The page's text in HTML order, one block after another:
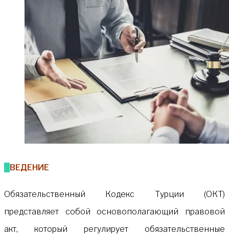
ВВЕДЕНИЕ
Обязательственный Кодекс Турции (ОКТ)
представляет собой основополагающий правовой
акт, который регулирует обязательственные